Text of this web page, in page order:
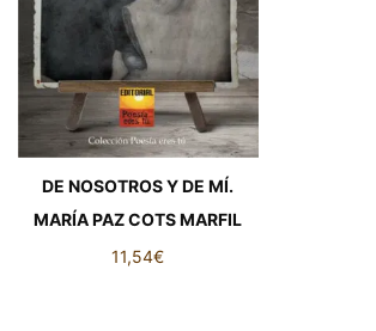
DE NOSOTROS Y DE MÍ.
MARÍA PAZ COTS MARFIL
11,54€